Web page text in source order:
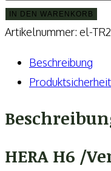
Arms
Repetierbüchse
ODgreen
Menge
IN DEN WARENKORB
Artikelnummer: el-
Beschreibung
Produktsicherheit
HERA H6 /